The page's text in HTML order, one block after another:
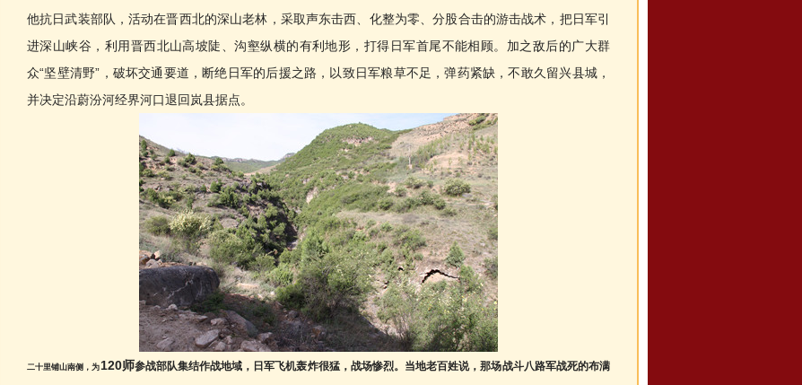
他抗日武装部队，活动在晋西北的深山老林，采取声东击西、化整为零、分股合击的游击战术，把日军引
进深山峡谷，利用晋西北山高坡陡、沟壑纵横的有利地形，打得日军首尾不能相顾。加之敌后的广大群
众“坚壁清野”，破坏交通要道，断绝日军的后援之路，以致日军粮草不足，弹药紧缺，不敢久留兴县城，
并决定沿蔚汾河经界河口退回岚县据点。
二十里铺山南侧，为 120师参战部队集结作战地域，日军飞机轰炸很猛，战场惨烈。当地老百姓说，那场战斗八路军战死的布满